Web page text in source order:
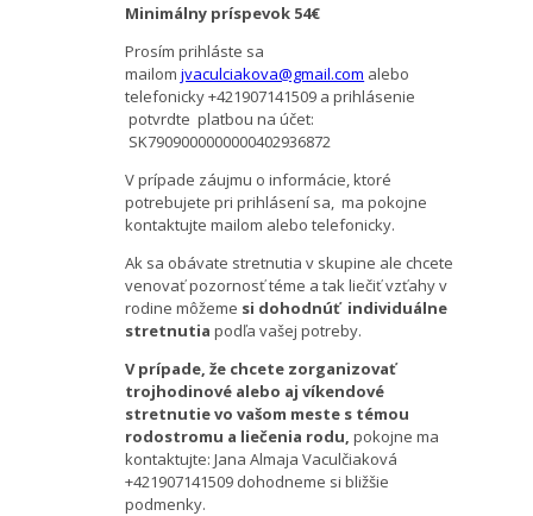
Minimálny príspevok 54€
Prosím prihláste sa
mailom jvaculciakova@gmail.com alebo
telefonicky +421907141509 a prihlásenie
potvrdte platbou na účet:
SK7909000000000402936872
V prípade záujmu o informácie, ktoré
potrebujete pri prihlásení sa, ma pokojne
kontaktujte mailom alebo telefonicky.
Ak sa obávate stretnutia v skupine ale chcete
venovať pozornosť téme a tak liečiť vzťahy v
rodine môžeme si dohodnúť individuálne
stretnutia podľa vašej potreby.
V prípade, že chcete zorganizovať
trojhodinové alebo aj víkendové
stretnutie vo vašom meste s témou
rodostromu a liečenia rodu, pokojne ma
kontaktujte: Jana Almaja Vaculčiaková
+421907141509 dohodneme si bližšie
podmenky.